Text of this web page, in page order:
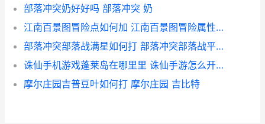
部落冲突奶好好吗 部落冲突 奶
江南百景图冒险点如何加 江南百景图冒险属性排名
部落冲突部落战满星如何打 部落冲突部落战平局怎么算
诛仙手机游戏蓬莱岛在哪里里 诛仙手游怎么开蓬莱
摩尔庄园吉普豆叶如何打 摩尔庄园 吉比特